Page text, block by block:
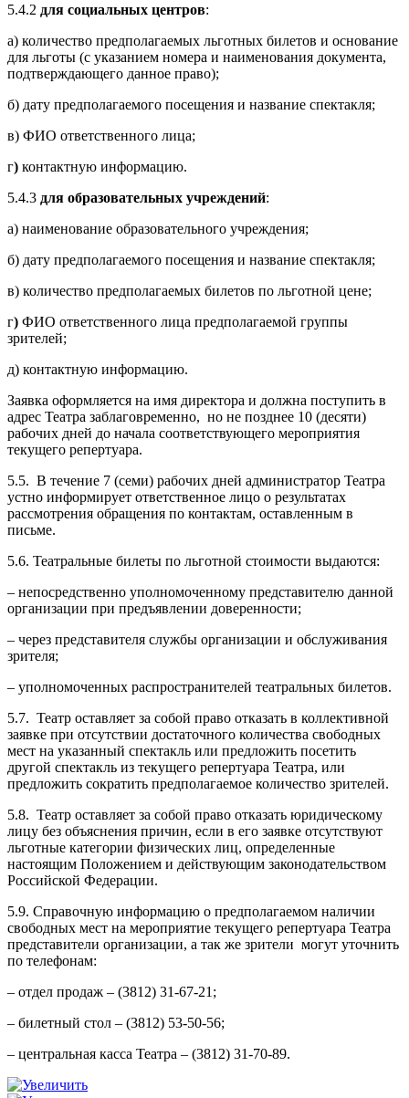
5.4.2 для социальных центров:
а) количество предполагаемых льготных билетов и основание
для льготы (с указанием номера и наименования документа,
подтверждающего данное право);
б) дату предполагаемого посещения и название спектакля;
в) ФИО ответственного лица;
г) контактную информацию.
5.4.3 для образовательных учреждений:
а) наименование образовательного учреждения;
б) дату предполагаемого посещения и название спектакля;
в) количество предполагаемых билетов по льготной цене;
г) ФИО ответственного лица предполагаемой группы
зрителей;
д) контактную информацию.
Заявка оформляется на имя директора и должна поступить в
адрес Театра заблаговременно, но не позднее 10 (десяти)
рабочих дней до начала соответствующего мероприятия
текущего репертуара.
5.5. В течение 7 (семи) рабочих дней администратор Театра
устно информирует ответственное лицо о результатах
рассмотрения обращения по контактам, оставленным в
письме.
5.6. Театральные билеты по льготной стоимости выдаются:
– непосредственно уполномоченному представителю данной
организации при предъявлении доверенности;
– через представителя службы организации и обслуживания
зрителя;
– уполномоченных распространителей театральных билетов.
5.7. Театр оставляет за собой право отказать в коллективной
заявке при отсутствии достаточного количества свободных
мест на указанный спектакль или предложить посетить
другой спектакль из текущего репертуара Театра, или
предложить сократить предполагаемое количество зрителей.
5.8. Театр оставляет за собой право отказать юридическому
лицу без объяснения причин, если в его заявке отсутствуют
льготные категории физических лиц, определенные
настоящим Положением и действующим законодательством
Российской Федерации.
5.9. Справочную информацию о предполагаемом наличии
свободных мест на мероприятие текущего репертуара Театра
представители организации, а так же зрители могут уточнить
по телефонам:
– отдел продаж – (3812) 31-67-21;
– билетный стол – (3812) 53-50-56;
– центральная касса Театра – (3812) 31-70-89.